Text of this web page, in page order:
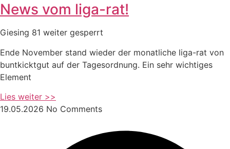
News vom liga-rat!
Giesing 81 weiter gesperrt
Ende November stand wieder der monatliche liga-rat von
buntkicktgut auf der Tagesordnung. Ein sehr wichtiges
Element
Lies weiter >>
19.05.2026 No Comments